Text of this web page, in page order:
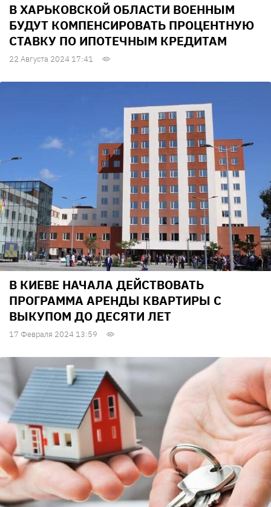
В ХАРЬКОВСКОЙ ОБЛАСТИ ВОЕННЫМ
БУДУТ КОМПЕНСИРОВАТЬ ПРОЦЕНТНУЮ
СТАВКУ ПО ИПОТЕЧНЫМ КРЕДИТАМ
22 Августа 2024 17:41
В КИЕВЕ НАЧАЛА ДЕЙСТВОВАТЬ
ПРОГРАММА АРЕНДЫ КВАРТИРЫ С
ВЫКУПОМ ДО ДЕСЯТИ ЛЕТ
17 Февраля 2024 13:59